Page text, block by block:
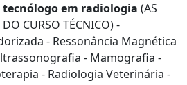
em radiologia (AS
CURSO TÉCNICO) -
- Ressonância Magnética
- Mamografia -
- Radiologia Veterinária -